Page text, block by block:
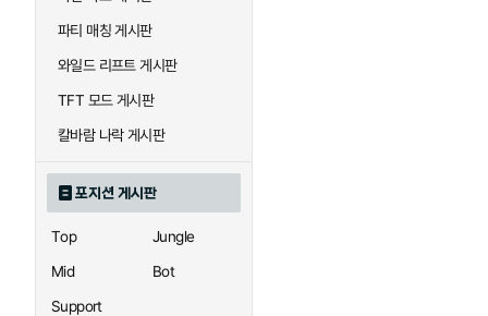
파티 매칭 게시판
와일드 리프트 게시판
TFT 모드 게시판
칼바람 나락 게시판
포지션 게시판
Top
Jungle
Mid
Bot
Support